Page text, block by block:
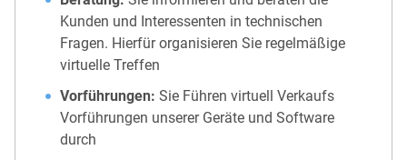
Kunden und Interessenten in technischen
Fragen. Hierfür organisieren Sie regelmäßige
virtuelle Treffen
Vorführungen: Sie Führen virtuell Verkaufs
Vorführungen unserer Geräte und Software
durch